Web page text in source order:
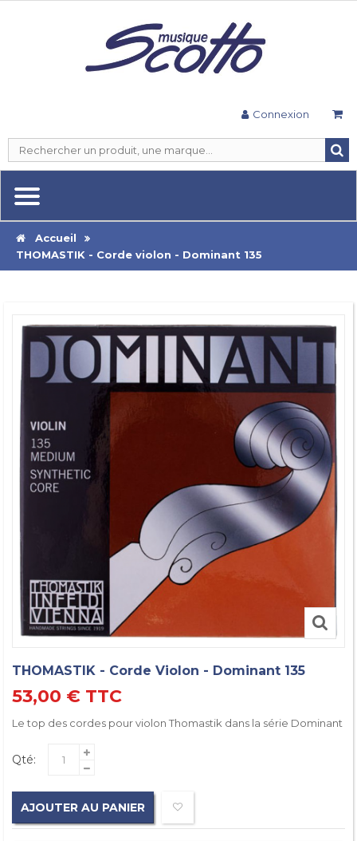
Connexion
Accueil
THOMASTIK - Corde violon - Dominant 135
THOMASTIK - Corde Violon - Dominant 135
53,00 € TTC
Le top des cordes pour violon Thomastik dans la série Dominant
Qté:
AJOUTER AU PANIER